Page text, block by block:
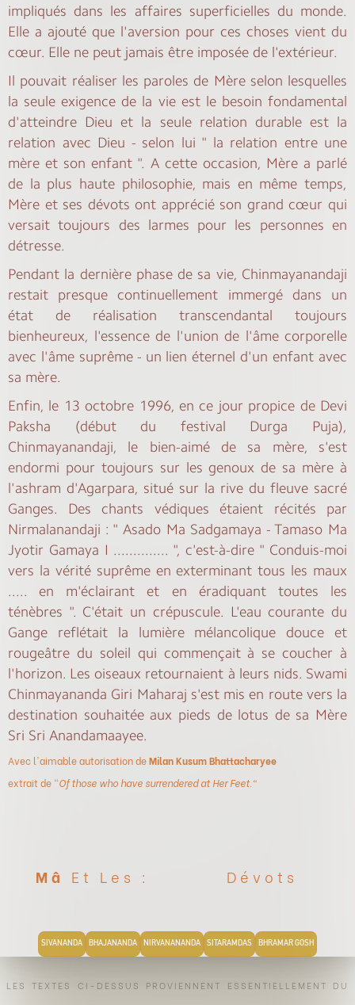
impliqués dans les affaires superficielles du monde.
Elle a ajouté que l'aversion pour ces choses vient du
cœur. Elle ne peut jamais être imposée de l'extérieur.
Il pouvait réaliser les paroles de Mère selon lesquelles
la seule exigence de la vie est le besoin fondamental
d'atteindre Dieu et la seule relation durable est la
relation avec Dieu - selon lui " la relation entre une
mère et son enfant ". A cette occasion, Mère a parlé
de la plus haute philosophie, mais en même temps,
Mère et ses dévots ont apprécié son grand cœur qui
versait toujours des larmes pour les personnes en
détresse.
Pendant la dernière phase de sa vie, Chinmayanandaji
restait presque continuellement immergé dans un
état de réalisation transcendantal toujours
bienheureux, l'essence de l'union de l'âme corporelle
avec l'âme suprême - un lien éternel d'un enfant avec
sa mère.
Enfin, le 13 octobre 1996, en ce jour propice de Devi
Paksha (début du festival Durga Puja),
Chinmayanandaji, le bien-aimé de sa mère, s'est
endormi pour toujours sur les genoux de sa mère à
l'ashram d'Agarpara, situé sur la rive du fleuve sacré
Ganges. Des chants védiques étaient récités par
Nirmalanandaji : " Asado Ma Sadgamaya - Tamaso Ma
Jyotir Gamaya I .............. ", c'est-à-dire " Conduis-moi
vers la vérité suprême en exterminant tous les maux
..... en m'éclairant et en éradiquant toutes les
ténèbres ". C'était un crépuscule. L'eau courante du
Gange reflétait la lumière mélancolique douce et
rougeâtre du soleil qui commençait à se coucher à
l'horizon. Les oiseaux retournaient à leurs nids. Swami
Chinmayananda Giri Maharaj s'est mis en route vers la
destination souhaitée aux pieds de lotus de sa Mère
Sri Sri Anandamaayee.
Avec l'aimable autorisation deMilan Kusum Bhattacharyee
extrait de "Of those who have surrendered at Her Feet."
Mâ Et Les : Dévots
SIVANANDA BHAJANANDA NIRVANANANDA SITARAMDAS BHRAMAR GOSH
LES TEXTES CI-DESSUS PROVIENNENT ESSENTIELLEMENT DU